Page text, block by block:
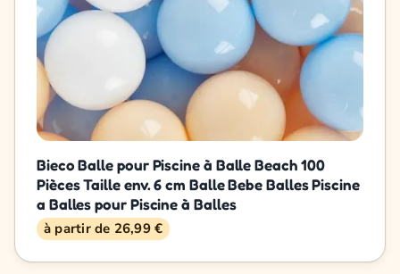
Bieco Balle pour Piscine à Balle Beach 100
Pièces Taille env. 6 cm Balle Bebe Balles Piscine
a Balles pour Piscine à Balles
à partir de 26,99 €